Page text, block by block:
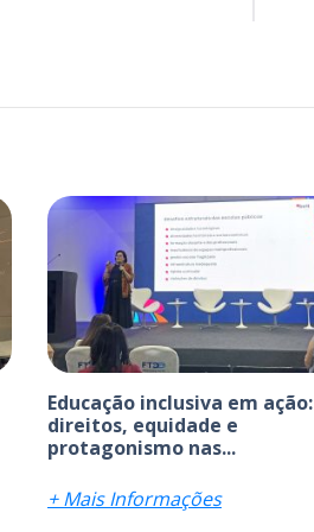
Educação inclusiva em ação:
direitos, equidade e
protagonismo nas...
+ Mais Informações